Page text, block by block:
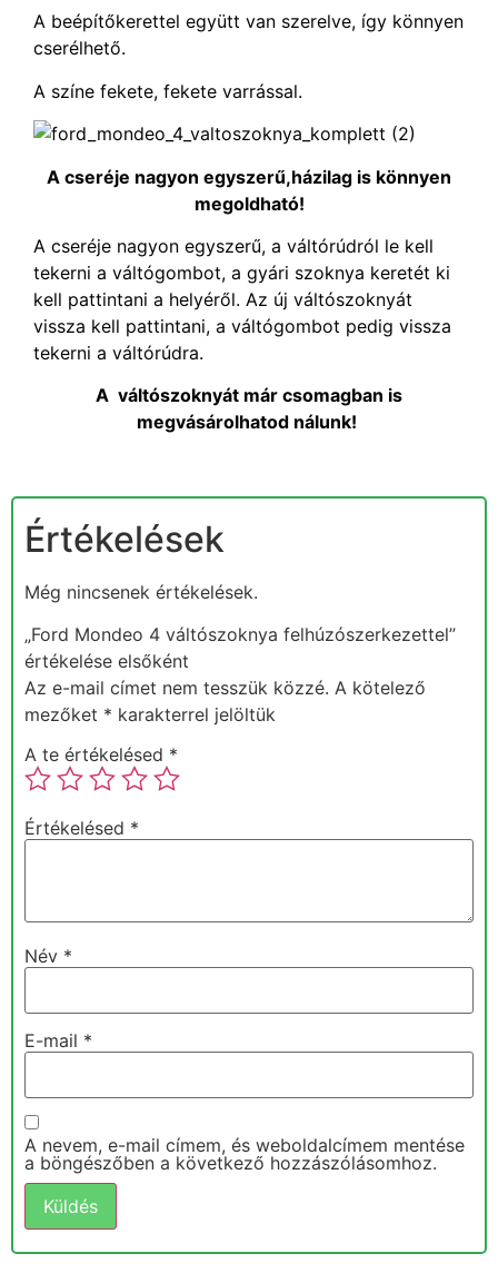
A beépítőkerettel együtt van szerelve, így könnyen
cserélhető.
A színe fekete, fekete varrással.
A cseréje nagyon egyszerű,házilag is könnyen
megoldható!
A cseréje nagyon egyszerű, a váltórúdról le kell
tekerni a váltógombot, a gyári szoknya keretét ki
kell pattintani a helyéről. Az új váltószoknyát
vissza kell pattintani, a váltógombot pedig vissza
tekerni a váltórúdra.
A váltószoknyát már csomagban is
megvásárolhatod nálunk!
Értékelések
Még nincsenek értékelések.
„Ford Mondeo 4 váltószoknya felhúzószerkezettel”
értékelése elsőként
Az e-mail címet nem tesszük közzé. A kötelező
mezőket * karakterrel jelöltük
A te értékelésed *
Értékelésed *
Név *
E-mail *
A nevem, e-mail címem, és weboldalcímem mentése
a böngészőben a következő hozzászólásomhoz.